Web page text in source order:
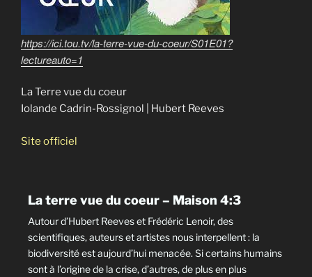
La Terre vue du coeur
https://ici.tou.tv/la-terre-vue-du-coeur/S01E01?
lectureauto=1
La Terre vue du coeur
Iolande Cadrin-Rossignol | Hubert Reeves
Site officiel
La terre vue du coeur – Maison 4:3
Autour d’Hubert Reeves et Frédéric Lenoir, des
scientifiques, auteurs et artistes nous interpellent : la
biodiversité est aujourd’hui menacée. Si certains humains
sont à l’origine de la crise, d’autres, de plus en plus